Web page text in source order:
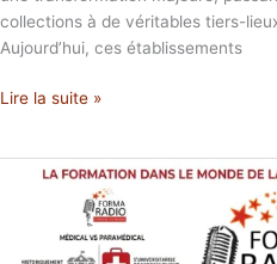
collections à de véritables tiers-
Aujourd’hui, ces établissements
Lire la suite »